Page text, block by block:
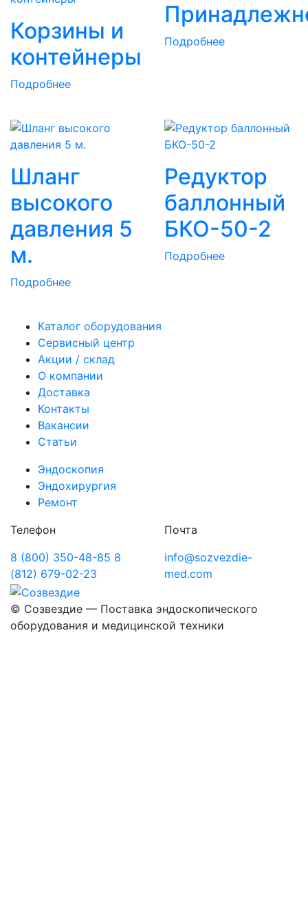
Корзины и
контейнеры
Подробнее
Подробнее
Шланг
высокого
давления 5
м.
Подробнее
Редуктор
баллонный
БКО-50-2
Подробнее
Каталог оборудования
Сервисный центр
Акции / склад
О компании
Доставка
Контакты
Вакансии
Статьи
Эндоскопия
Эндохирургия
Ремонт
Телефон
8 (800) 350-48-85 8
(812) 679-02-23
Почта
info@sozvezdie-
med.com
© Созвездие — Поставка эндоскопического
оборудования и медицинской техники